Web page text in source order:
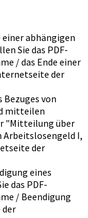
einer abhängigen
Sie das PDF-
/ das Ende einer
der
Bezuges von
mitteilen
"Mitteilung über
Arbeitslosengeld I,
der
eines
das PDF-
/ Beendigung